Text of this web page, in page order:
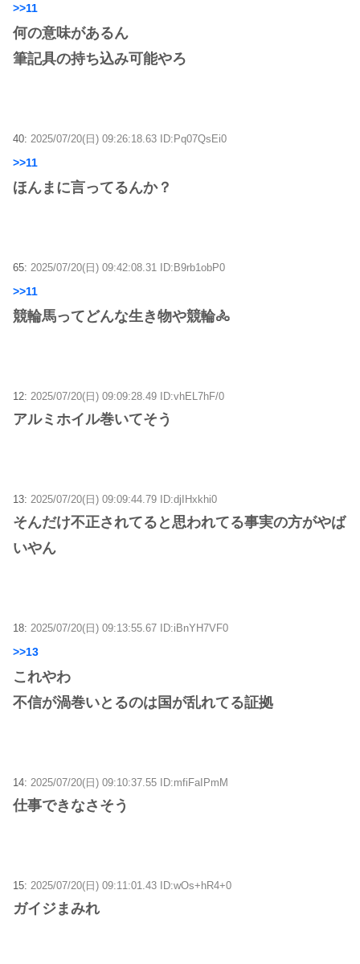
>>11
何の意味があるん
筆記具の持ち込み可能やろ
40: 2025/07/20(日) 09:26:18.63 ID:Pq07QsEi0
>>11
ほんまに言ってるんか？
65: 2025/07/20(日) 09:42:08.31 ID:B9rb1obP0
>>11
競輪馬ってどんな生き物や競輪🚴
12: 2025/07/20(日) 09:09:28.49 ID:vhEL7hF/0
アルミホイル巻いてそう
13: 2025/07/20(日) 09:09:44.79 ID:djIHxkhi0
そんだけ不正されてると思われてる事実の方がやば
いやん
18: 2025/07/20(日) 09:13:55.67 ID:iBnYH7VF0
>>13
これやわ
不信が渦巻いとるのは国が乱れてる証拠
14: 2025/07/20(日) 09:10:37.55 ID:mfiFaIPmM
仕事できなさそう
15: 2025/07/20(日) 09:11:01.43 ID:wOs+hR4+0
ガイジまみれ